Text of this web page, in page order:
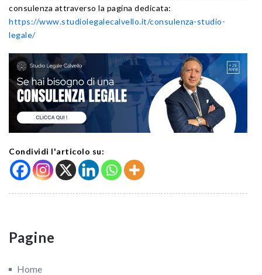
consulenza attraverso la pagina dedicata:
https://www.studiolegalecalvello.it/consulenza-studio-
legale/
Condividi l'articolo su:
Pagine
Home